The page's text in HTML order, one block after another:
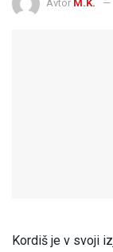
Avtor M.K.
Kordiš je v svoji